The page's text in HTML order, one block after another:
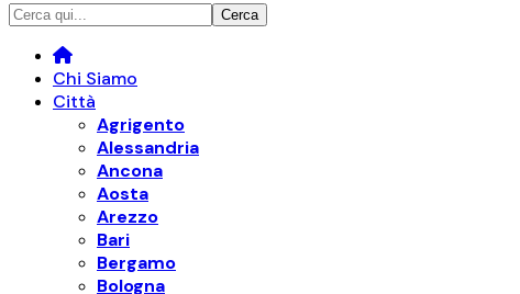
Chi Siamo
Città
Agrigento
Alessandria
Ancona
Aosta
Arezzo
Bari
Bergamo
Bologna